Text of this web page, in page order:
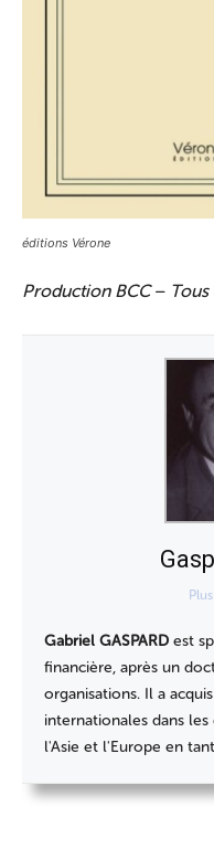
éditions Vérone
Production BCC–
Gabriel GASPARD est
financière, après un
organisations. Il a
internationales dans
l'Asie et l'Europe en